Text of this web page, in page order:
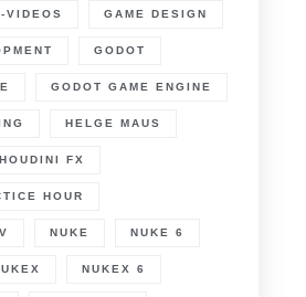
VIDEOS GAME DESIGN
GODOT
GODOT GAME ENGINE
HELGE MAUS
HOUDINI FX
HOUR
NUKE NUKE 6
NUKEX 6